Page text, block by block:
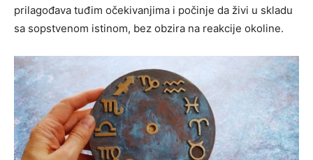
prilagođava tuđim očekivanjima i počinje da živi u skladu
sa sopstvenom istinom, bez obzira na reakcije okoline.